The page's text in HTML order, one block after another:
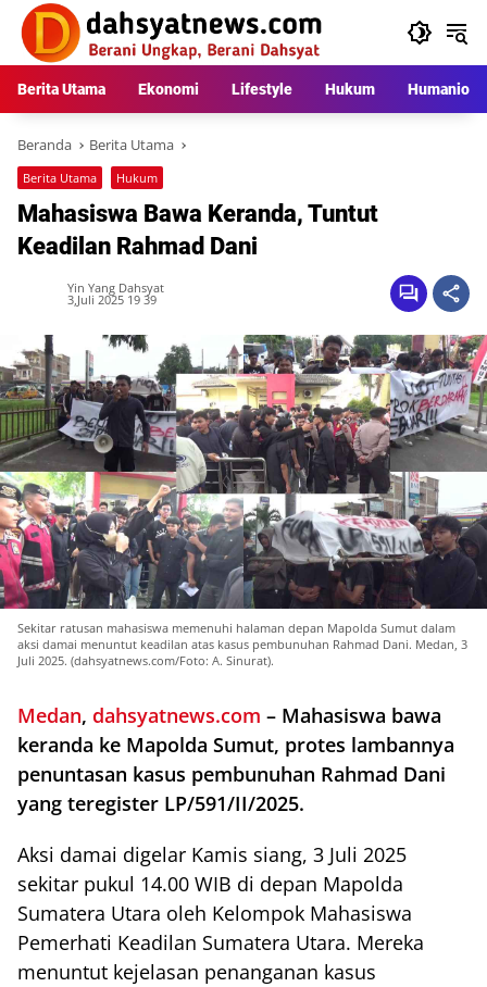
Langsung
konten
Berita Utama Ekonomi Lifestyle Hukum Humaniora
Beranda Berita Utama
Berita Utama Hukum
Mahasiswa Bawa Keranda, Tuntut
Keadilan Rahmad Dani
Yin Yang Dahsyat
3,Juli 2025 19 39
Sekitar ratusan mahasiswa memenuhi halaman depan Mapolda Sumut dalam
aksi damai menuntut keadilan atas kasus pembunuhan Rahmad Dani. Medan, 3
Juli 2025. (dahsyatnews.com/Foto: A. Sinurat).
Medan, dahsyatnews.com – Mahasiswa bawa
keranda ke Mapolda Sumut, protes lambannya
penuntasan kasus pembunuhan Rahmad Dani
yang teregister LP/591/II/2025.
Aksi damai digelar Kamis siang, 3 Juli 2025
sekitar pukul 14.00 WIB di depan Mapolda
Sumatera Utara oleh Kelompok Mahasiswa
Pemerhati Keadilan Sumatera Utara. Mereka
menuntut kejelasan penanganan kasus